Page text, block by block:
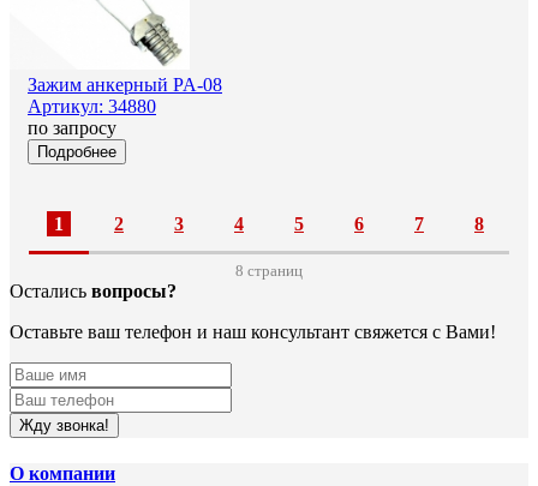
Зажим анкерный PA-08
Артикул: 34880
по запросу
Подробнее
1 2 3 4 5 6 7 8
8 cтраниц
Остались вопросы?
Оставьте ваш телефон и наш консультант свяжется с Вами!
Жду звонка!
О компании